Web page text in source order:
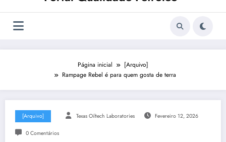
Página inicial
[Arquivo]
Rampage Rebel é para quem gosta de terra
[Arquivo] Texas Oiltech Laboratories Fevereiro 12, 2026
0 Comentários